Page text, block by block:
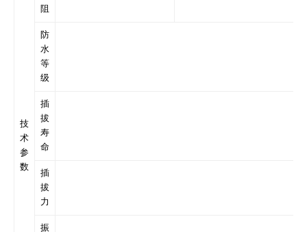
技
术
参
数
阻
防
水
等
级
插
拔
寿
命
插
拔
力
振